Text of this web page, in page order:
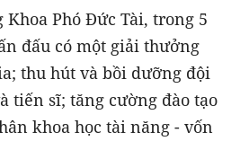
Khoa Phó Đức Tài, trong 5
đấu có một giải thưởng
thu hút và bồi dưỡng đội
tiến sĩ; tăng cường đào tạo
khoa học tài năng - vốn